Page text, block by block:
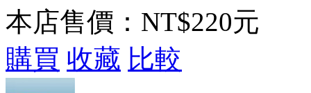
本店售價： NT$220元
購買 收藏 比較